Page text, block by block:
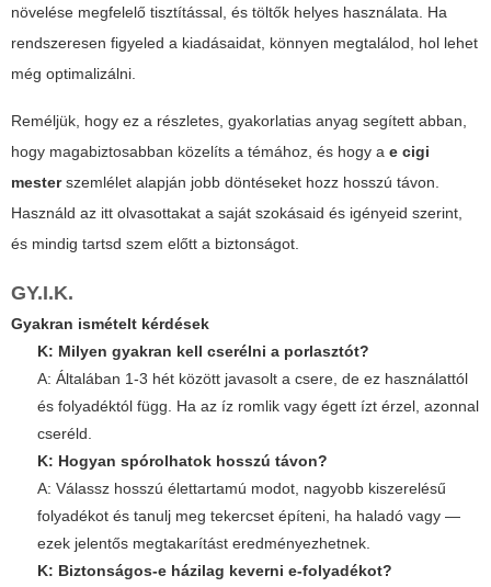
növelése megfelelő tisztítással, és töltők helyes használata. Ha
rendszeresen figyeled a kiadásaidat, könnyen megtalálod, hol lehet
még optimalizálni.
Reméljük, hogy ez a részletes, gyakorlatias anyag segített abban,
hogy magabiztosabban közelíts a témához, és hogy a e cigi
mesterszemlélet alapján jobb döntéseket hozz hosszú távon.
Használd az itt olvasottakat a saját szokásaid és igényeid szerint,
és mindig tartsd szem előtt a biztonságot.
GY.I.K.
Gyakran ismételt kérdések
K: Milyen gyakran kell cserélni a porlasztót?
A: Általában 1-3 hét között javasolt a csere, de ez használattól
és folyadéktól függ. Ha az íz romlik vagy égett ízt érzel, azonnal
cseréld.
K: Hogyan spórolhatok hosszú távon?
A: Válassz hosszú élettartamú modot, nagyobb kiszerelésű
folyadékot és tanulj meg tekercset építeni, ha haladó vagy —
ezek jelentős megtakarítást eredményezhetnek.
K: Biztonságos-e házilag keverni e-folyadékot?